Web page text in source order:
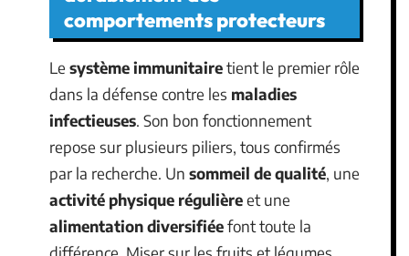
comportements protecteurs
Le système immunitairetient le premier rôle
dans la défense contre les maladies
infectieuses. Son bon fonctionnement
repose sur plusieurs piliers, tous confirmés
par la recherche. Un sommeil de qualité, une
activité physique régulièreet une
alimentation diversifiéefont toute la